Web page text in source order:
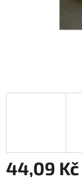
44,09 Kč